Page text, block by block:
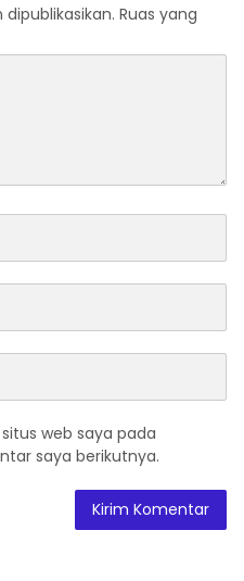
Ruas yang
web saya pada
saya berikutnya.